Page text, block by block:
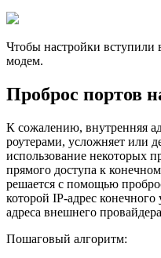
Чтобы настройки вступили
модем.
Проброс портов
К сожалению, внутренняя
роутерами, усложняет или
использование некоторых
прямого доступа к
решается с помощью
которой IP-адрес конечного
адреса внешнего
Пошаговый алгоритм: